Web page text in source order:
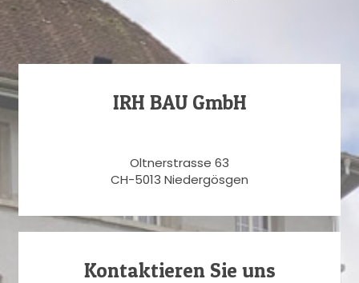
IRH BAU GmbH
Oltnerstrasse 63
CH-5013 Niedergösgen
Kontaktieren Sie uns